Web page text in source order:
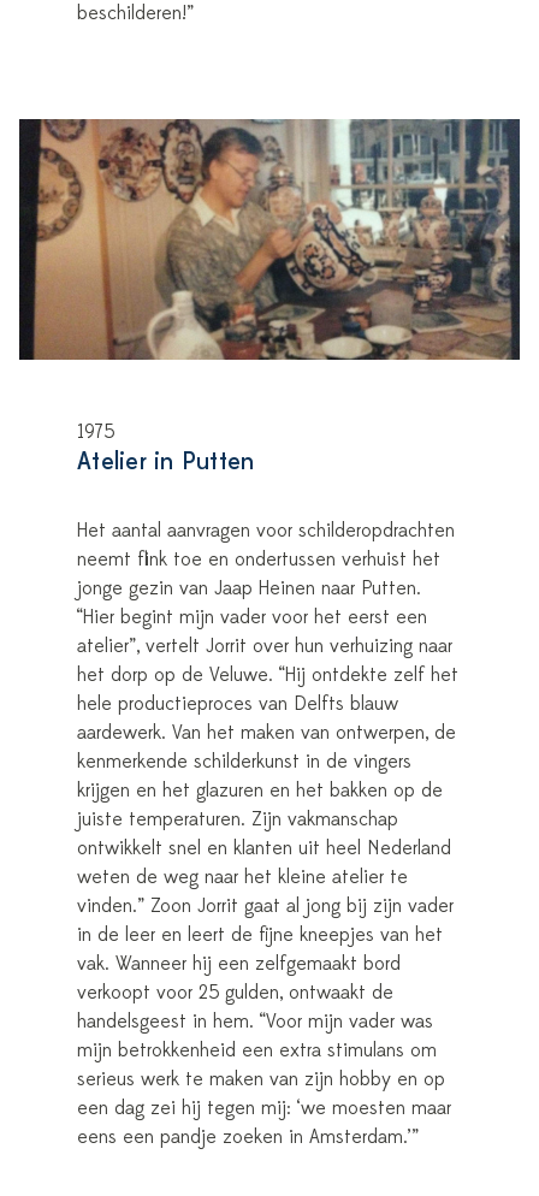
beschilderen!”
1975
Atelier in Putten
Het aantal aanvragen voor schilderopdrachten
neemt flink toe en ondertussen verhuist het
jonge gezin van Jaap Heinen naar Putten.
“Hier begint mijn vader voor het eerst een
atelier”, vertelt Jorrit over hun verhuizing naar
het dorp op de Veluwe. “Hij ontdekte zelf het
hele productieproces van Delfts blauw
aardewerk. Van het maken van ontwerpen, de
kenmerkende schilderkunst in de vingers
krijgen en het glazuren en het bakken op de
juiste temperaturen. Zijn vakmanschap
ontwikkelt snel en klanten uit heel Nederland
weten de weg naar het kleine atelier te
vinden.” Zoon Jorrit gaat al jong bij zijn vader
in de leer en leert de fijne kneepjes van het
vak. Wanneer hij een zelfgemaakt bord
verkoopt voor 25 gulden, ontwaakt de
handelsgeest in hem. “Voor mijn vader was
mijn betrokkenheid een extra stimulans om
serieus werk te maken van zijn hobby en op
een dag zei hij tegen mij: ‘we moesten maar
eens een pandje zoeken in Amsterdam.’”